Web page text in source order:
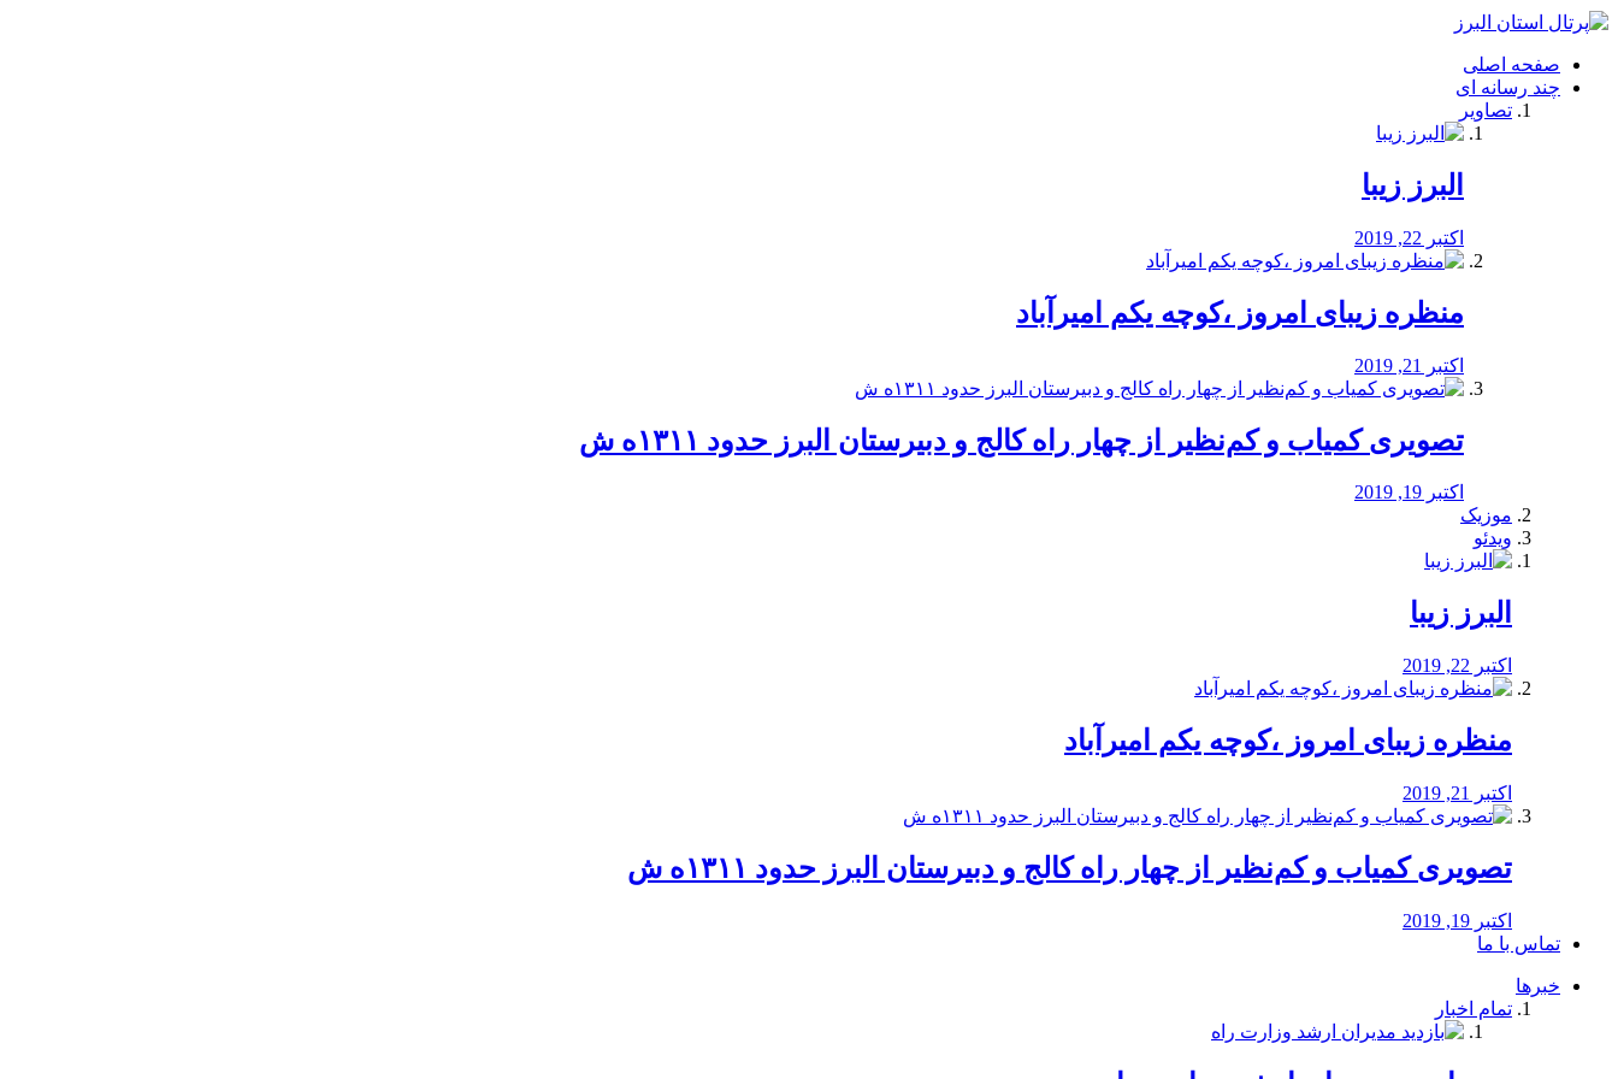
فصد
شرق
تهران
خشکشویی
صفحه اصلی
چند رسانه ای
تصاویر
البرز زیبا
اکتبر 22, 2019
منظره‌‌ زیبای امروز ،کوچه یکم امیرآباد
اکتبر 21, 2019
️تصویری کمیاب و کم‌نظیر از چهار راه كالج و دبيرستان البرز حدود ۱۳۱۱ه ش
اکتبر 19, 2019
موزیک
ویدئو
البرز زیبا
اکتبر 22, 2019
منظره‌‌ زیبای امروز ،کوچه یکم امیرآباد
اکتبر 21, 2019
️تصویری کمیاب و کم‌نظیر از چهار راه كالج و دبيرستان البرز حدود ۱۳۱۱ه ش
اکتبر 19, 2019
تماس با ما
خبرها
تمام اخبار